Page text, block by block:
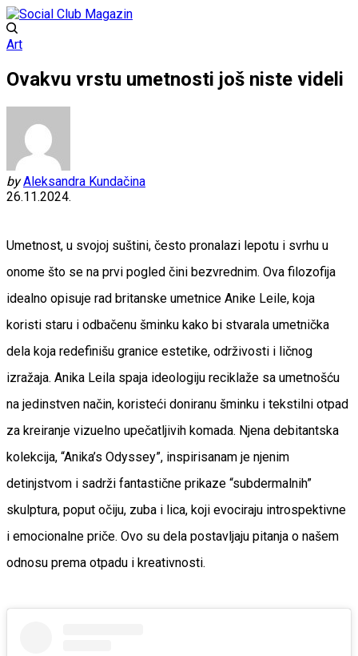
Art
Ovakvu vrstu umetnosti još niste videli
by Aleksandra Kundačina
26.11.2024.
Umetnost, u svojoj suštini, često pronalazi lepotu i svrhu u
onome što se na prvi pogled čini bezvrednim. Ova filozofija
idealno opisuje rad britanske umetnice Anike Leile, koja
koristi staru i odbačenu šminku kako bi stvarala umetnička
dela koja redefinišu granice estetike, održivosti i ličnog
izražaja. Anika Leila spaja ideologiju reciklaže sa umetnošću
na jedinstven način, koristeći doniranu šminku i tekstilni otpad
za kreiranje vizuelno upečatljivih komada. Njena debitantska
kolekcija, “Anika’s Odyssey”, inspirisanam je njenim
detinjstvom i sadrži fantastične prikaze “subdermalnih”
skulptura, poput očiju, zuba i lica, koji evociraju introspektivne
i emocionalne priče. Ovo su dela postavljaju pitanja o našem
odnosu prema otpadu i kreativnosti.